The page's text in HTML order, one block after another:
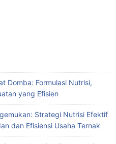
Domba: Formulasi Nutrisi,
yang Efisien
Strategi Nutrisi Efektif
dan Efisiensi Usaha Ternak